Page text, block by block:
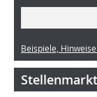
Beispiele,